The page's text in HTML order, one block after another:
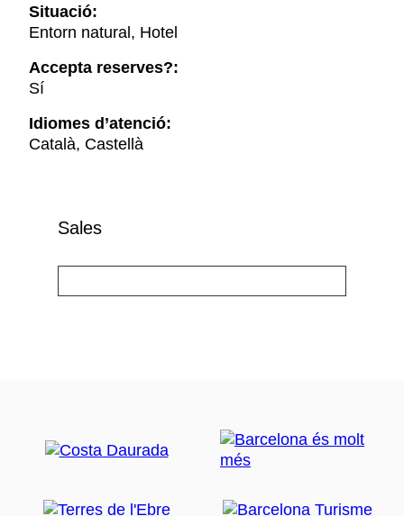
Situació:
Entorn natural, Hotel
Accepta reserves?:
Sí
Idiomes d’atenció:
Català, Castellà
Sales